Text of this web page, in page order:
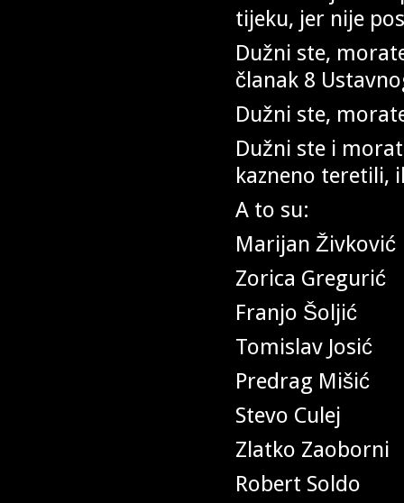
tijeku, jer nije
Dužni ste,
članak 8
Dužni ste,
Dužni ste i
kazneno teretili,
A to su:
Marijan Živković
Zorica Gregurić
Franjo Šoljić
Tomislav Josić
Predrag Mišić
Stevo Culej
Zlatko Zaoborni
Robert Soldo